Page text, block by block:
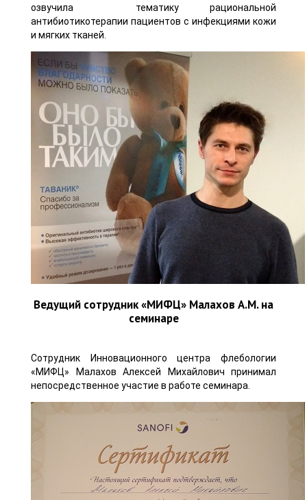
озвучила тематику рациональной
антибиотикотерапии пациентов с инфекциями кожи
и мягких тканей.
Ведущий сотрудник «МИФЦ» Малахов А.М. на
семинаре
Сотрудник Инновационного центра флебологии
«МИФЦ» Малахов Алексей Михайлович принимал
непосредственное участие в работе семинара.